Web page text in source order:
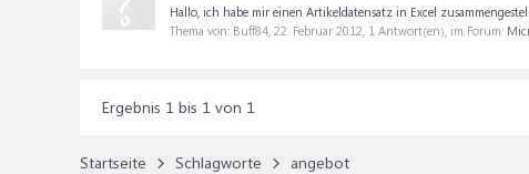
Hallo, ich habe mir einen Artikeldatensatz in Excel
Thema von: Buff84, 22. Februar 2012, 1 Antwort(en), im Forum:
Ergebnis 1 bis 1 von 1
Startseite Schlagworte angebot